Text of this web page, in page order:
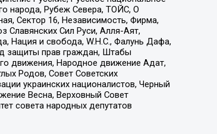
народа, Рубеж Севера, ТОЙС, О
Сектор 16, Независимость, Фирма,
Славянских Сил Руси, Алля-Аят,
Нация и свобода, W.H.С., Фалунь Дафа,
защиты прав граждан, Штабы
движения, Народное движение Адат,
Родов, Совет Советских
украинских националистов, Черный
Весна, Верховный Совет
совета народных депутатов